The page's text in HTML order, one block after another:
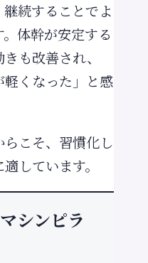
続することでよ
体幹が安定する
も改善され、
軽くなった」と感
こそ、習慣化し
しています。
シンピラ